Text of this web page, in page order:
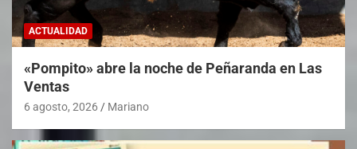
ACTUALIDAD
«Pompito» abre la noche de Peñaranda en Las
Ventas
6 agosto, 2026 Mariano